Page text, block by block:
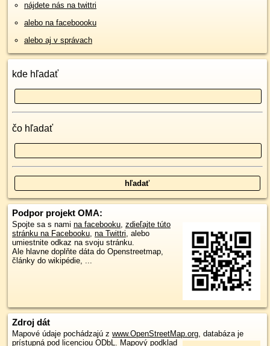
nájdete nás na twittri
alebo na faceboooku
alebo aj v správach
kde hľadať
čo hľadať
Podpor projekt OMA:
Spojte sa s nami na facebooku, zdieľajte túto
stránku na Facebooku, na Twittri, alebo
umiestnite odkaz na svoju stránku.
Ale hlavne doplňte dáta do Openstreetmap,
články do wikipédie, ...
Zdroj dát
Mapové údaje pochádzajú z www.OpenStreetMap.org , databáza je
prístupná pod licenciou ODbL Mapový podklad